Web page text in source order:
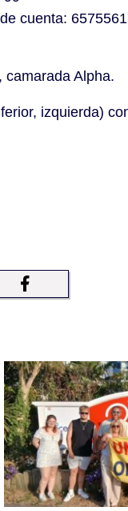
cuenta:
camarada Alpha.
izquierda)